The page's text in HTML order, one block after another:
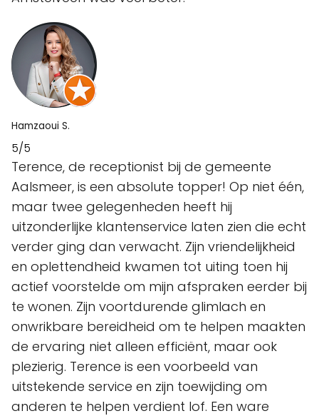
Hamzaoui S.
5/5
Terence, de receptionist bij de gemeente
Aalsmeer, is een absolute topper! Op niet één,
maar twee gelegenheden heeft hij
uitzonderlijke klantenservice laten zien die echt
verder ging dan verwacht. Zijn vriendelijkheid
en oplettendheid kwamen tot uiting toen hij
actief voorstelde om mijn afspraken eerder bij
te wonen. Zijn voortdurende glimlach en
onwrikbare bereidheid om te helpen maakten
de ervaring niet alleen efficiënt, maar ook
plezierig. Terence is een voorbeeld van
uitstekende service en zijn toewijding om
anderen te helpen verdient lof. Een ware